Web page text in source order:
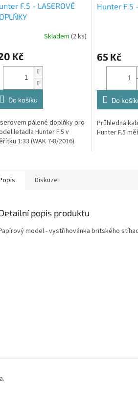
F.5 - LASEROVÉ
Skladem (2 ks)
Kč
Do košíku
pálené doplňky pro
letadla Hunter F.5 v
1:33 (WAK 7-8/2016)
Hunter F.5
65 Kč
Do
Průhledná
Hunter F.5
Diskuze
popis produktu
model - vystřihovánka britského